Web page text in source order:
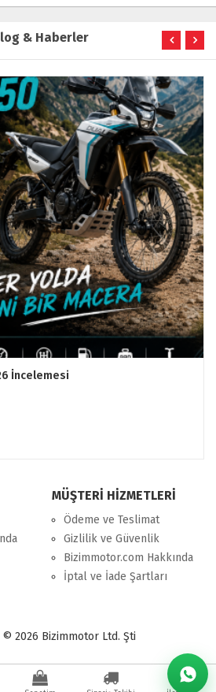
& Haberler
İncelemesi
MÜŞTERİ HİZMETLERİ
Ödeme ve Teslimat
Gizlilik ve Güvenlik
Bizimmotor.com Hakkında
İptal ve İade Şartları
2026 Bizimmotor Ltd. Şti